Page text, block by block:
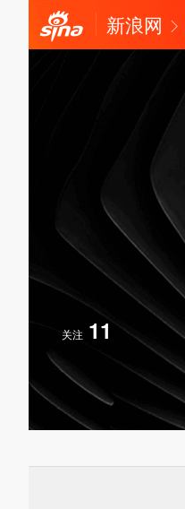
新浪网
关注 11